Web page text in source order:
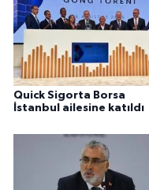
Quick Sigorta Borsa
İstanbul ailesine katıldı